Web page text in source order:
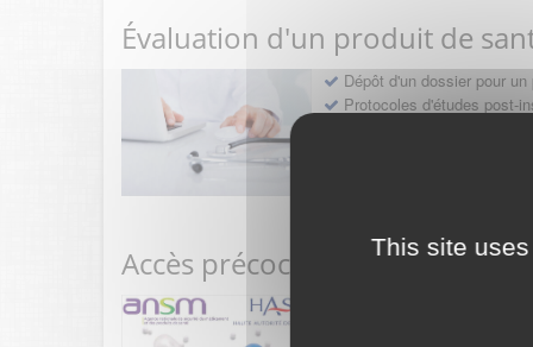
This site
Évaluation d'un produit de
Dépôt d'un dossier pour
Protocoles d'études post-
Accès précoce médicaments
Sollicitation RDV pré-
Déposer une demande